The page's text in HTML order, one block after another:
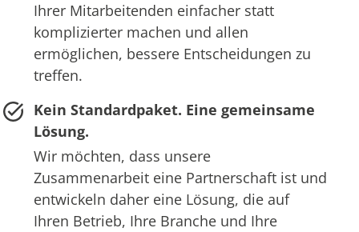
Ihrer Mitarbeitenden einfacher statt
komplizierter machen und allen
ermöglichen, bessere Entscheidungen zu
treffen.
Kein Standardpaket. Eine gemeinsame
Lösung.
Wir möchten, dass unsere
Zusammenarbeit eine Partnerschaft ist und
entwickeln daher eine Lösung, die auf
Ihren Betrieb, Ihre Branche und Ihre